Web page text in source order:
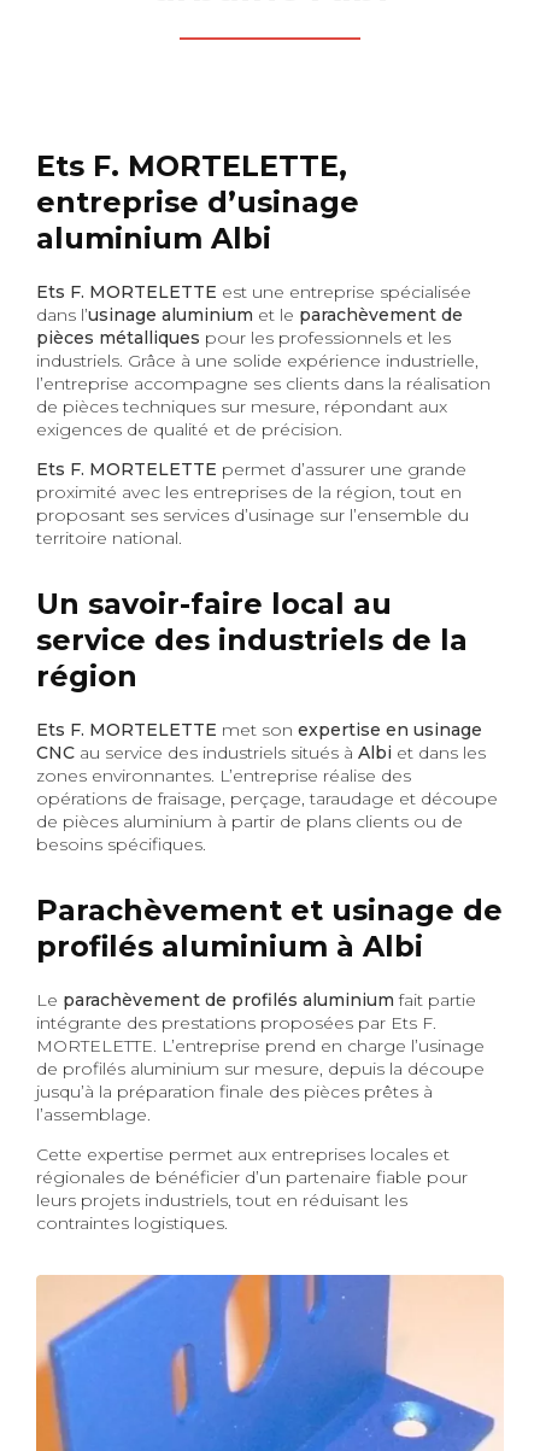
Ets F. MORTELETTE,
entreprise d’usinage
aluminium Albi
Ets F. MORTELETTE est une entreprise spécialisée
dans l’usinage aluminium et le parachèvement de
pièces métalliques pour les professionnels et les
industriels. Grâce à une solide expérience industrielle,
l’entreprise accompagne ses clients dans la réalisation
de pièces techniques sur mesure, répondant aux
exigences de qualité et de précision.
Ets F. MORTELETTE permet d’assurer une grande
proximité avec les entreprises de la région, tout en
proposant ses services d’usinage sur l’ensemble du
territoire national.
Un savoir-faire local au
service des industriels de la
région
Ets F. MORTELETTE met son expertise en usinage
CNC au service des industriels situés à Albi et dans les
zones environnantes. L’entreprise réalise des
opérations de fraisage, perçage, taraudage et découpe
de pièces aluminium à partir de plans clients ou de
besoins spécifiques.
Parachèvement et usinage de
profilés aluminium à Albi
Le parachèvement de profilés aluminium fait partie
intégrante des prestations proposées par Ets F.
MORTELETTE. L’entreprise prend en charge l’usinage
de profilés aluminium sur mesure, depuis la découpe
jusqu’à la préparation finale des pièces prêtes à
l’assemblage.
Cette expertise permet aux entreprises locales et
régionales de bénéficier d’un partenaire fiable pour
leurs projets industriels, tout en réduisant les
contraintes logistiques.